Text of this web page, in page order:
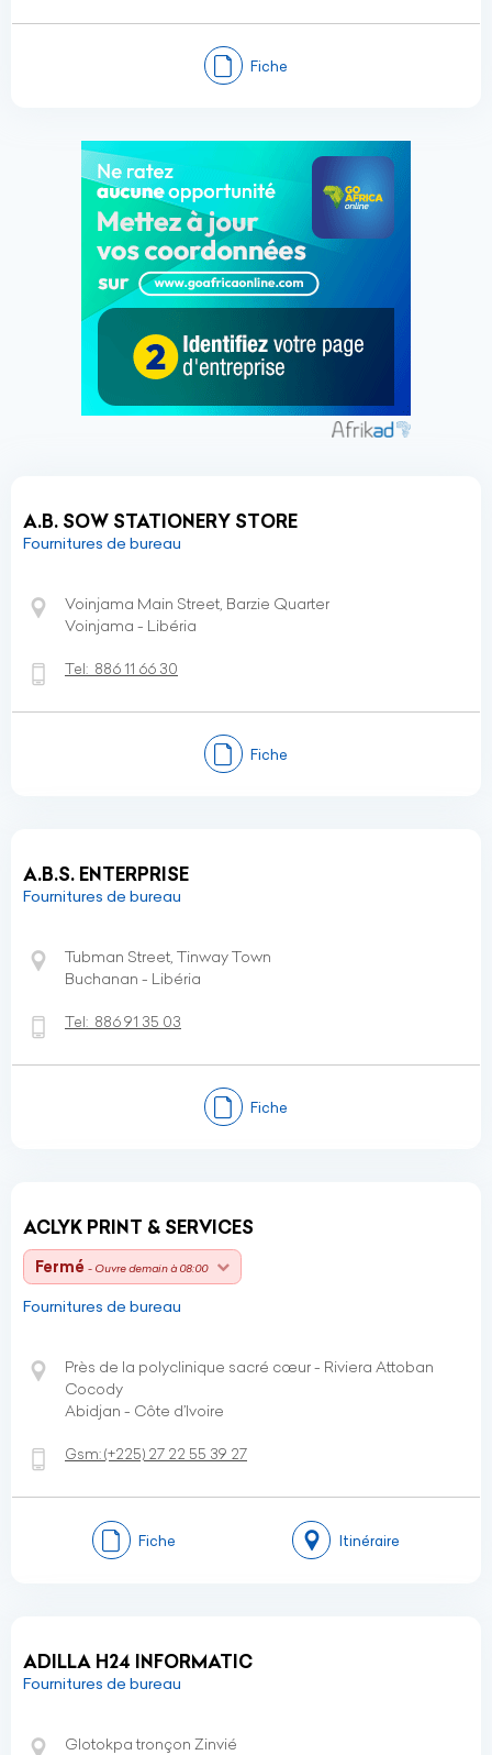
Fiche
A.B. SOW STATIONERY STORE
Fournitures de bureau
Voinjama Main Street, Barzie Quarter
Voinjama - Libéria
Tel: 886 11 66 30
Fiche
A.B.S. ENTERPRISE
Fournitures de bureau
Tubman Street, Tinway Town
Buchanan - Libéria
Tel: 886 91 35 03
Fiche
ACLYK PRINT & SERVICES
Fermé - Ouvre demain à 08:00
Fournitures de bureau
Près de la polyclinique sacré cœur - Riviera Attoban
Cocody
Abidjan - Côte d’Ivoire
Gsm:(+225) 27 22 55 39 27
Fiche Itinéraire
ADILLA H24 INFORMATIC
Fournitures de bureau
Glotokpa tronçon Zinvié